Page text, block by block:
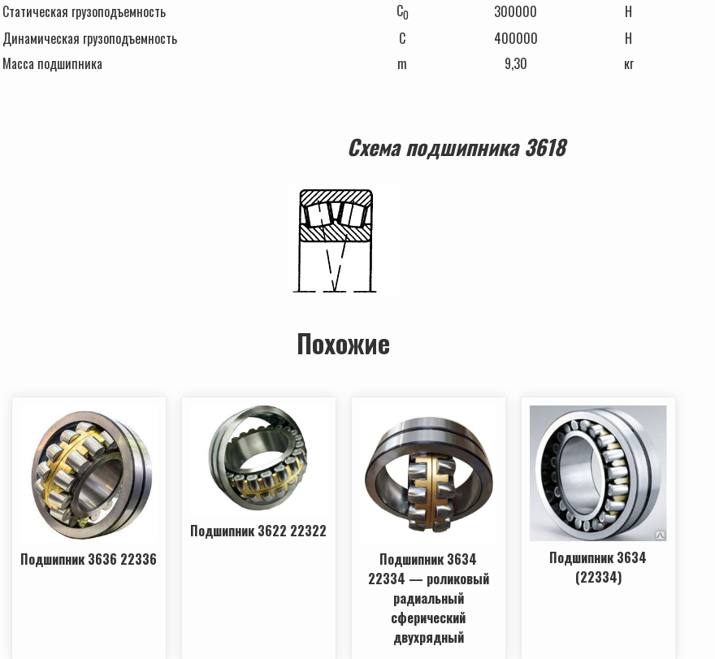
Статическая грузоподъемность
C0 300000
Н
Динамическая грузоподъемность
C 400000
Н
Масса подшипника
m 9,30 кг
Схема подшипника 3618
Похожие
Подшипник 3636 22336
Подшипник 3622 22322
Подшипник 3634
22334 — роликовый
радиальный
сферический
двухрядный
Подшипник 3634
(22334)